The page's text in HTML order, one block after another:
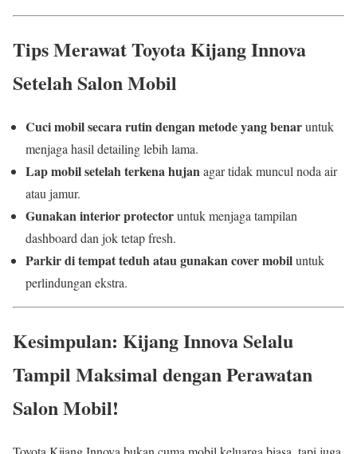
Tips Merawat Toyota Kijang Innova
Setelah Salon Mobil
Cuci mobil secara rutin dengan metode yang benaruntuk
menjaga hasil detailing lebih lama.
Lap mobil setelah terkena hujanagar tidak muncul noda air
atau jamur.
Gunakan interior protectoruntuk menjaga tampilan
dashboard dan jok tetap fresh.
Parkir di tempat teduh atau gunakan cover mobiluntuk
perlindungan ekstra.
Kesimpulan: Kijang Innova Selalu
Tampil Maksimal dengan Perawatan
Salon Mobil!